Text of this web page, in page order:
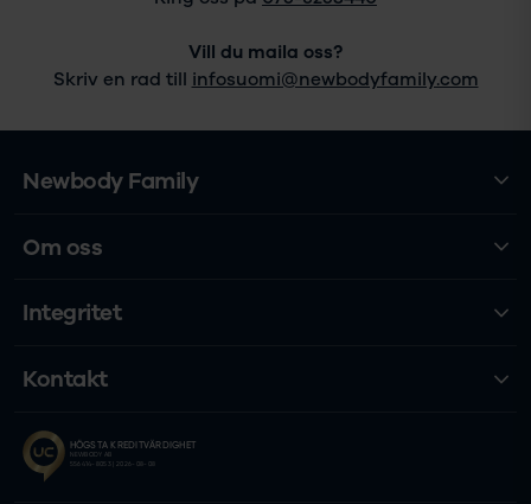
Vill du maila oss?
Skriv en rad till infosuomi@newbodyfamily.com
Newbody Family
Om oss
Integritet
Kontakt